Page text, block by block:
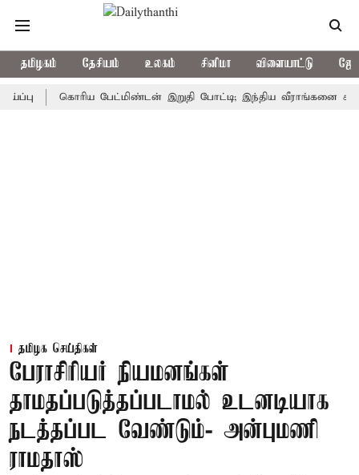
தமிழகம் தேசியம் உலகம் சினிமா விளையாட்டு
கொரிய பேட்மிண்டன் இறுதி போட்டி; இந்திய வீராங்கனை
தமிழக செய்திகள்
பேராசிரியர் நியமனங்கள்
தாமதப்படுத்தப்படாமல் உடனடியாக
நடத்தப்பட வேண்டும்- அன்புமணி
ராமதாஸ்